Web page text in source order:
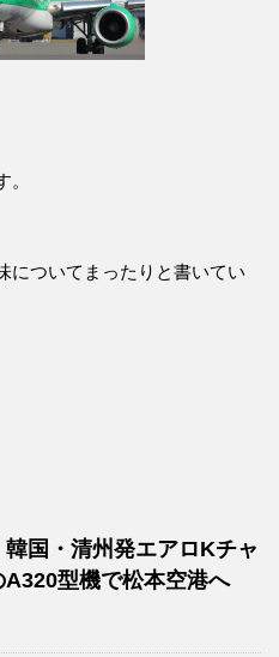
についてまったりと書いてい
韓国・清州発エアロKチャ
A320型機で松本空港へ